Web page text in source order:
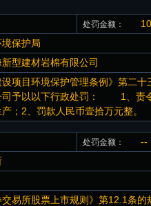
处罚金额：
境保护局
型建材岩棉有限公司
目环境保护管理条例》第二十
司予以以下行政处罚： 1、责
；2、罚款人民币壹拾万元整。
处罚金额： --
易所股票上市规则》第12.1条